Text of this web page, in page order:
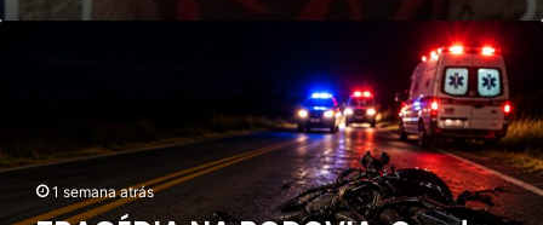
de
moto
1 semana atrás